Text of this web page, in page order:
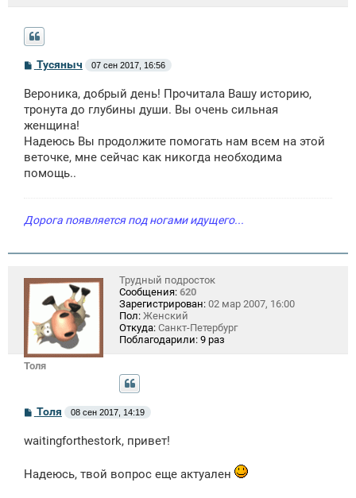
С
б
щ
н
и
Тусяныч 07 сен 2017, 16:56
Вероника, добрый день! Прочитала Вашу историю,
тронута до глубины души. Вы очень сильная
женщина!
Надеюсь Вы продолжите помогать нам всем на этой
веточке, мне сейчас как никогда необходима
помощь..
Дорога появляется под ногами идущего...
Толя
Трудный подросток
Сообщения: 620
Зарегистрирован: 02 мар 2007, 16:00
Пол: Женский
Откуда: Санкт-Петербург
Поблагодарили: 9 раз
С
б
н
Толя 08 сен 2017, 14:19
waitingforthestork, привет!
Надеюсь, твой вопрос еще актуален